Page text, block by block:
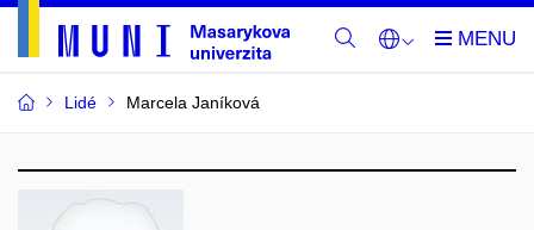
Lidé Marcela Janíková